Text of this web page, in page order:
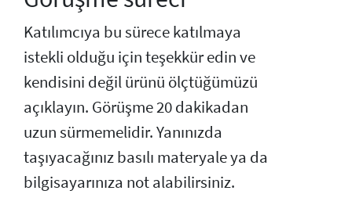
Katılımcıya bu sürece katılmaya
istekli olduğu için teşekkür edin ve
kendisini değil ürünü ölçtüğümüzü
açıklayın. Görüşme 20 dakikadan
uzun sürmemelidir. Yanınızda
taşıyacağınız basılı materyale ya da
bilgisayarınıza not alabilirsiniz.